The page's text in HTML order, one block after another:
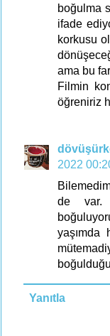
boğulma
ifade
korkusu
ama bu
Filmin
öğreniriz
2022
de var.
yaşımda
Yanıtla